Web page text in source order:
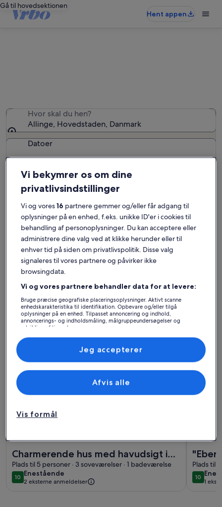
Gå til hovedsektionen
Hent appen
Hvor skal du hen?
Allinge, Hovedstaden, Danmark
Datoer
Gæster
2 gæster
Søg
Bornholms Kommune
Udforsk feriehuse i Allinge
Charmerende hus med havudsigt i
Allinge
Plads til 5 personer · 3 soveværelser · 1 badeværelse
1010 ud af 10
Enestående
enestående
2 eksterne anmeldelser
Flere oplysninger om Charmerende hus med havudsigt i
Plads til
1010 ud af
1
Vi bekymrer os om dine
privatlivsindstillinger
Vi og vores16 partnere gemmer og/eller får adgang til
oplysninger på en enhed, f.eks. unikke ID'er i cookies til
behandling af personoplysninger. Du kan acceptere eller
administrere dine valg ved at klikke herunder eller til
enhver tid på siden om privatlivspolitik. Disse valg
signaleres til vores partnere og påvirker ikke
browsingdata.
Vi og vores partnere behandler data for at levere:
Bruge præcise geografiske placeringsoplysninger. Aktivt scanne
enhedskarakteristika til identifikation. Opbevare og/eller tilgå
oplysninger på en enhed. Tilpasset annoncering og indhold,
annoncerings- og indholdsmåling, målgruppeundersøgelser og
udvikling af tjenester.
Liste over partnere (leverandører)
Vis formål
Afvis alle
Jeg accepterer